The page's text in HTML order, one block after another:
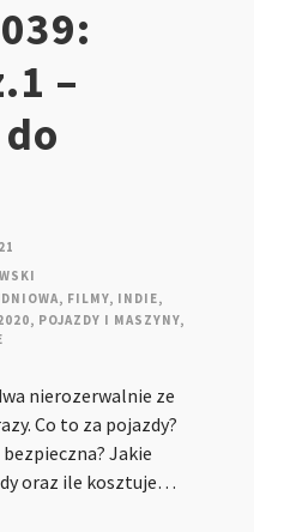
–
, FILMY, INDIE,
, POJAZDY I MASZYNY,
nierozerwalnie ze
Co to za pojazdy?
Jakie
oraz ile kosztuje…